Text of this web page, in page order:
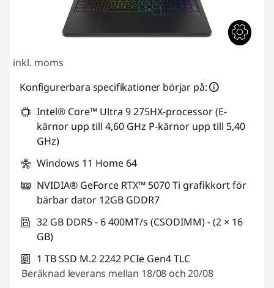
inkl. moms
Konfigurerbara specifikationer börjar på:
Intel® Core™ Ultra 9 275HX-processor (E-
kärnor upp till 4,60 GHz P-kärnor upp till 5,40
GHz)
Windows 11 Home 64
NVIDIA® GeForce RTX™ 5070 Ti grafikkort för
bärbar dator 12GB GDDR7
32 GB DDR5 - 6 400MT/s (CSODIMM) - (2 × 16
GB)
1 TB SSD M.2 2242 PCIe Gen4 TLC
Beräknad leverans mellan 18/08 och 20/08